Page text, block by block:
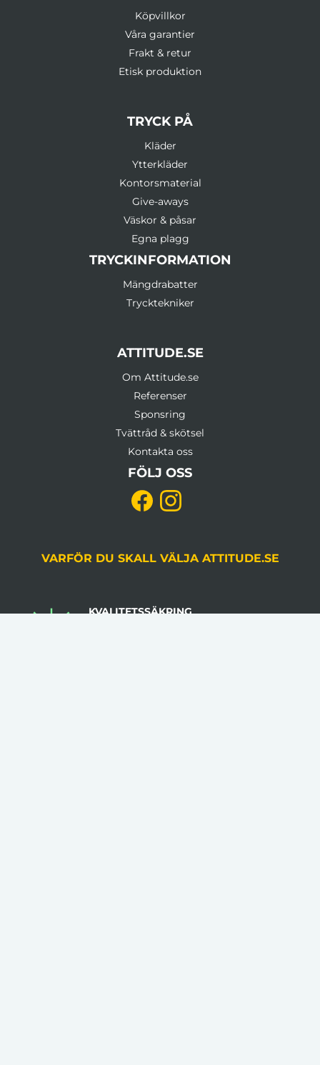
Köpvillkor
Våra garantier
Frakt & retur
Etisk produktion
TRYCK PÅ
Kläder
Ytterkläder
Kontorsmaterial
Give-aways
Väskor & påsar
Egna plagg
TRYCKINFORMATION
Mängdrabatter
Trycktekniker
ATTITUDE.SE
Om Attitude.se
Referenser
Sponsring
Tvättråd & skötsel
Kontakta oss
FÖLJ OSS
VARFÖR DU SKALL VÄLJA ATTITUDE.SE
KVALITETSSÄKRING